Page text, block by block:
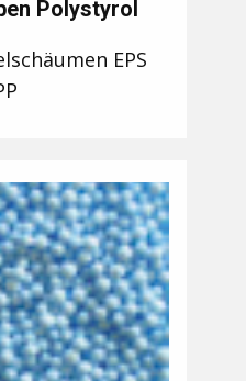
Polystyrol
EPS